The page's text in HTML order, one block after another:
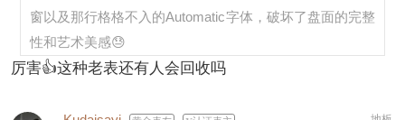
窗以及那行格格不入的Automatic字体，破坏了盘面的完整
性和艺术美感😓
厉害👍这种老表还有人会回收吗